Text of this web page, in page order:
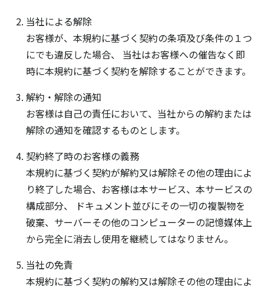
当社による解除
お客様が、本規約に基づく契約の条項及び条件の１つ
にでも違反した場合、 当社はお客様への催告なく即
時に本規約に基づく契約を解除することができます。
解約・解除の通知
お客様は自己の責任において、当社からの解約または
解除の通知を確認するものとします。
契約終了時のお客様の義務
本規約に基づく契約が解約又は解除その他の理由によ
り終了した場合、お客様は本サービス、本サービスの
構成部分、 ドキュメント並びにその一切の複製物を
破棄、サーバーその他のコンピューターの記憶媒体上
から完全に消去し使用を継続してはなりません。
当社の免責
本規約に基づく契約の解約又は解除その他の理由によ